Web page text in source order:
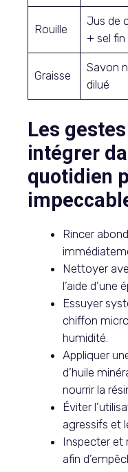
Rouille
Jus de
+ sel fin
Graisse
Savon
dilué
Les
intégrer
quotidien
Rincer
Nettoyer
l’aide d’une
Essuyer
chiffon
humidité.
Appliquer
d’huile
nourrir la
Éviter
agressifs et
Inspecter et
afin